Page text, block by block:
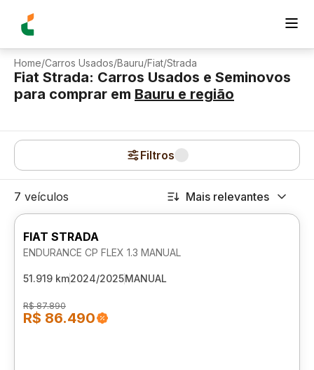
Home/Carros Usados/Bauru/Fiat/Strada
Fiat Strada: Carros Usados e Seminovos
para comprar em Bauru e região
Filtros
7 veículos Mais relevantes
FIAT STRADA
ENDURANCE CP FLEX 1.3 MANUAL
51.919 km2024/2025MANUAL
R$ 87.890
R$ 86.490